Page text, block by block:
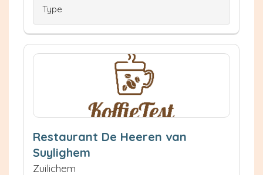
Type
Restaurant De Heeren van
Suylighem
Zuilichem